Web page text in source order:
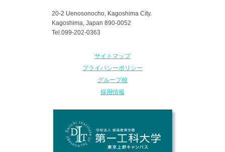
20-2 Uenosonocho, Kagoshima City.
Kagoshima, Japan 890-0052
Tel.099-202-0363
サイトマップ
プライバシーポリシー
グループ校
採用情報